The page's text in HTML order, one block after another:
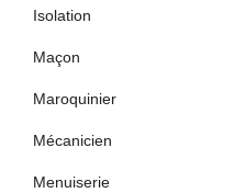
Isolation
Maçon
Maroquinier
Mécanicien
Menuiserie